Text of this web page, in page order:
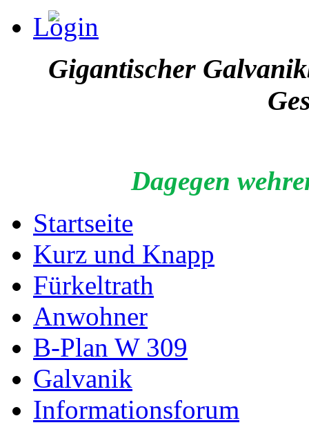
Login
Gigantischer
Dagegen
Startseite
Kurz und Knapp
Fürkeltrath
Anwohner
B-Plan W 309
Galvanik
Informationsforum